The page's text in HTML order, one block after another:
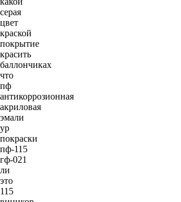
серая
цвет
краской
покрытие
красить
баллончиках
что
пф
антикоррозионная
акриловая
эмали
ур
покраски
пф-115
гф-021
ли
это
115